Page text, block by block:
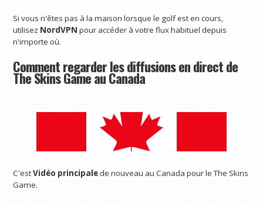
Si vous n'êtes pas à la maison lorsque le golf est en cours,
utilisez NordVPN pour accéder à votre flux habituel depuis
n'importe où.
Comment regarder les diffusions en direct de
The Skins Game au Canada
C'estVidéo principalede nouveau au Canada pour le The Skins
Game.